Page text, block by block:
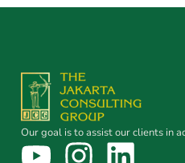
Our goal is to assist our clients in